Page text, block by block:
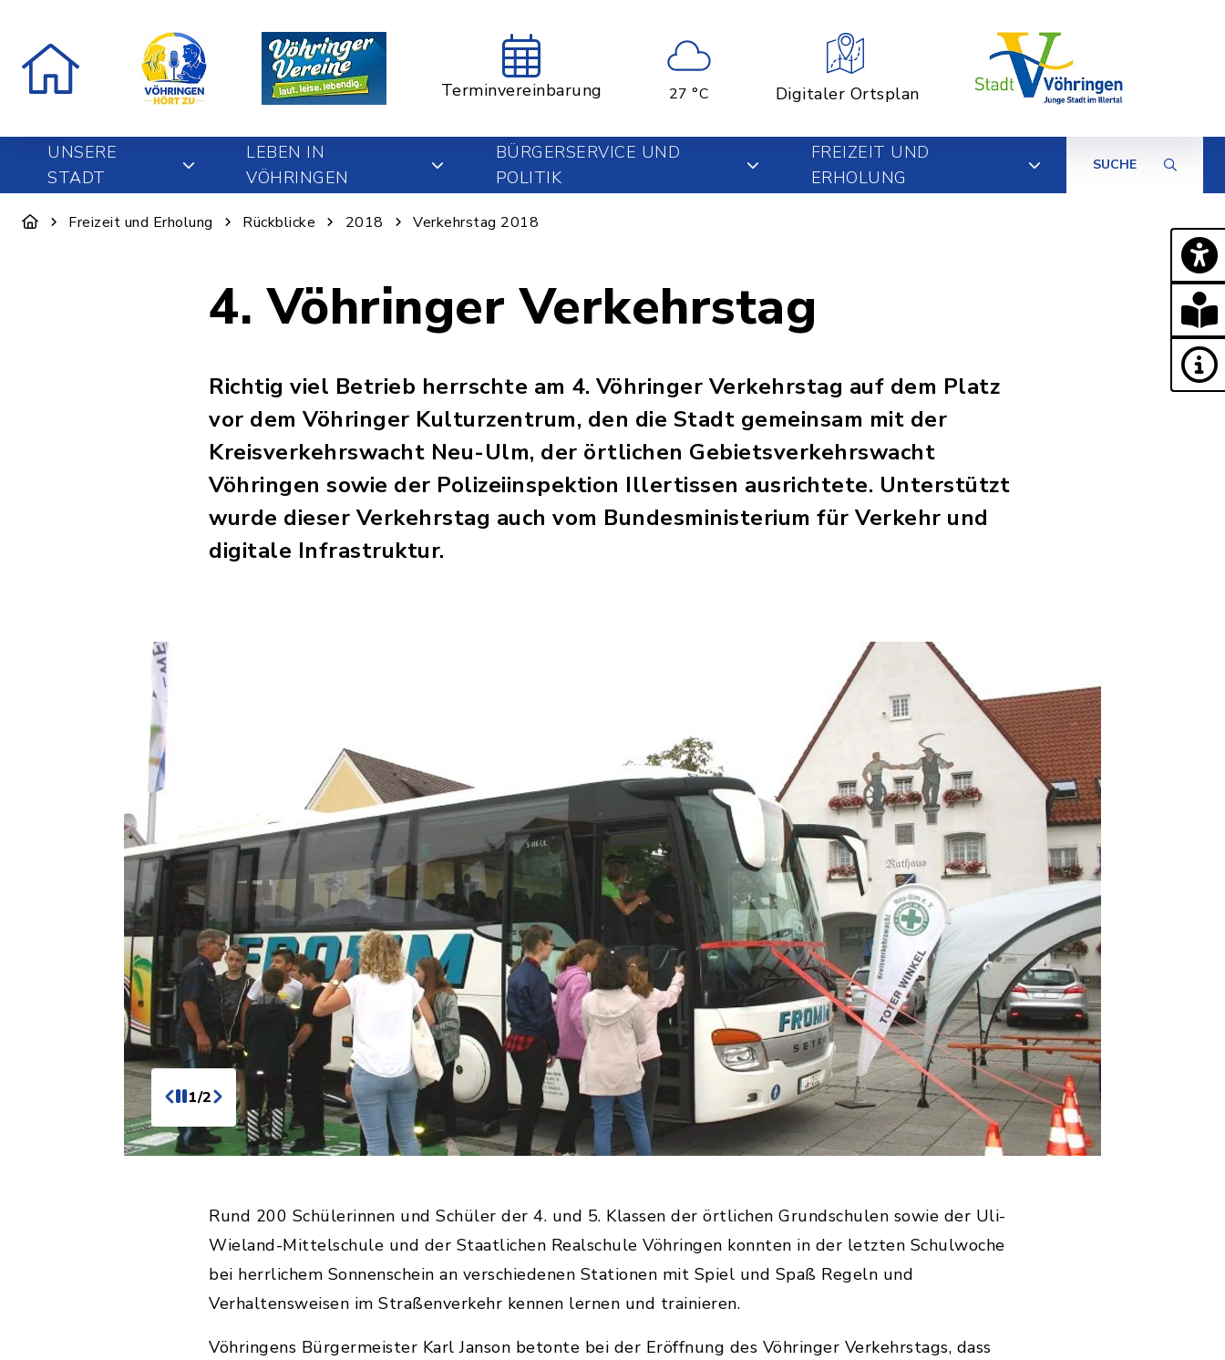
Terminvereinbarung 27 °C Digitaler Ortsplan
UNSERE
STADT
LEBEN IN
VÖHRINGEN
BÜRGERSERVICE UND
POLITIK
FREIZEIT UND
ERHOLUNG
SUCHE
Freizeit und Erholung Rückblicke 2018 Verkehrstag 2018
4. Vöhringer Verkehrstag
Richtig viel Betrieb herrschte am 4. Vöhringer Verkehrstag auf dem Platz
vor dem Vöhringer Kulturzentrum, den die Stadt gemeinsam mit der
Kreisverkehrswacht Neu-Ulm, der örtlichen Gebietsverkehrswacht
Vöhringen sowie der Polizeiinspektion Illertissen ausrichtete. Unterstützt
wurde dieser Verkehrstag auch vom Bundesministerium für Verkehr und
digitale Infrastruktur.
1/2
Rund 200 Schülerinnen und Schüler der 4. und 5. Klassen der örtlichen Grundschulen sowie der Uli-
Wieland-Mittelschule und der Staatlichen Realschule Vöhringen konnten in der letzten Schulwoche
bei herrlichem Sonnenschein an verschiedenen Stationen mit Spiel und Spaß Regeln und
Verhaltensweisen im Straßenverkehr kennen lernen und trainieren.
Vöhringens Bürgermeister Karl Janson betonte bei der Eröffnung des Vöhringer Verkehrstags, dass